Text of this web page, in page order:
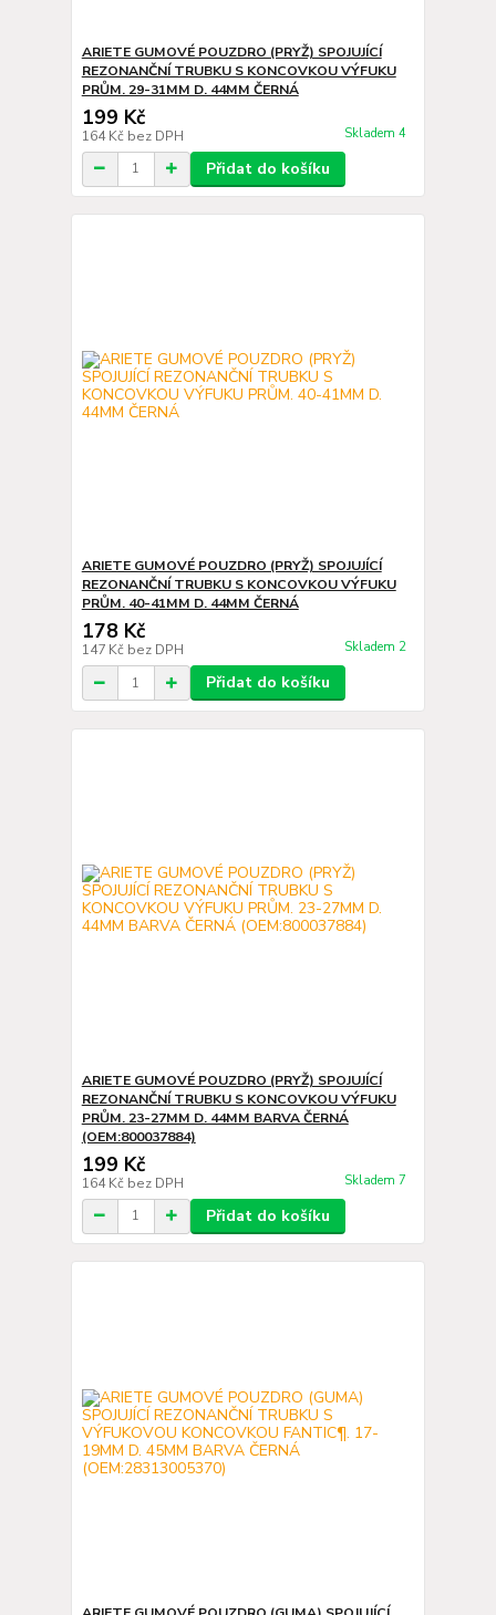
ARIETE GUMOVÉ POUZDRO (PRYŽ) SPOJUJÍCÍ
REZONANČNÍ TRUBKU S KONCOVKOU VÝFUKU
PRŮM. 29-31MM D. 44MM ČERNÁ
199 Kč
164 Kč bez DPH Skladem 4
Přidat do košíku
ARIETE GUMOVÉ POUZDRO (PRYŽ) SPOJUJÍCÍ
REZONANČNÍ TRUBKU S KONCOVKOU VÝFUKU
PRŮM. 40-41MM D. 44MM ČERNÁ
178 Kč
147 Kč bez DPH Skladem 2
Přidat do košíku
ARIETE GUMOVÉ POUZDRO (PRYŽ) SPOJUJÍCÍ
REZONANČNÍ TRUBKU S KONCOVKOU VÝFUKU
PRŮM. 23-27MM D. 44MM BARVA ČERNÁ
(OEM:800037884)
199 Kč
164 Kč bez DPH Skladem 7
Přidat do košíku